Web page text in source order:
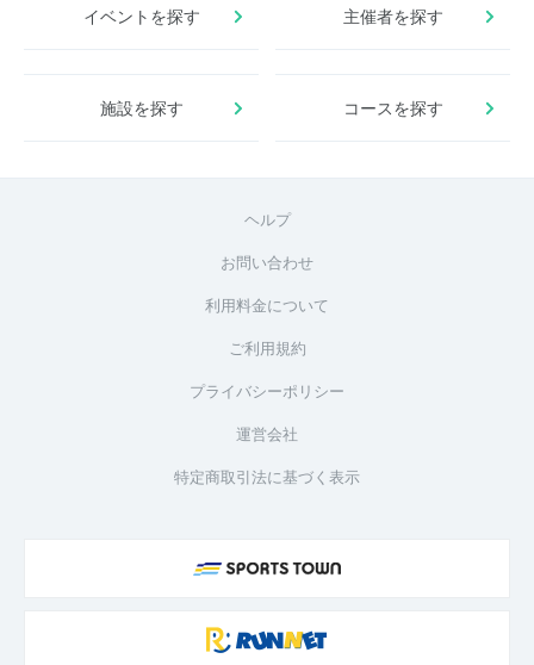
イベントを探す 主催者を探す
施設を探す コースを探す
ヘルプ
お問い合わせ
利用料金について
ご利用規約
プライバシーポリシー
運営会社
特定商取引法に基づく表示